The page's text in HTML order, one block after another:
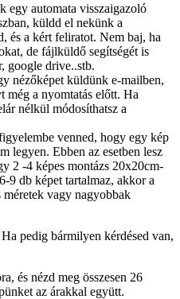
egy automata visszaigazoló
küldd el nekünk a
és a kért feliratot. Nem baj, ha
de fájlküldő segítségét is
google drive..stb.
nézőképet küldünk e-mailben,
még a nyomtatás előtt. Ha
nélkül módosíthatsz a
venned, hogy egy kép
legyen. Ebben az esetben lesz
2 -4 képes montázs 20x20cm-
9 db képet tartalmaz, akkor a
vagy nagyobbak
pedig bármilyen kérdésed van,
és nézd meg összesen 26
az árakkal együtt.